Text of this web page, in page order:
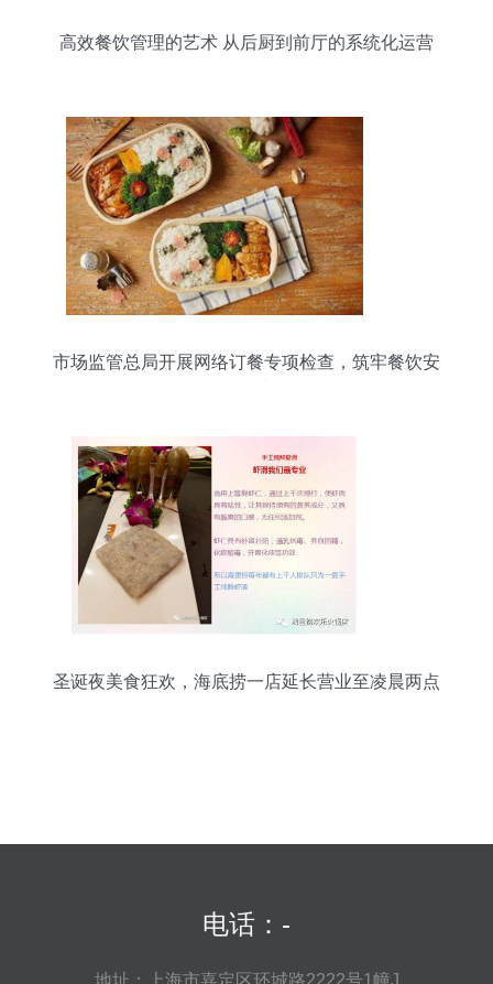
高效餐饮管理的艺术 从后厨到前厅的系统化运营
市场监管总局开展网络订餐专项检查，筑牢餐饮安
圣诞夜美食狂欢，海底捞一店延长营业至凌晨两点
电话：-
地址：上海市嘉定区环城路2222号1幢J